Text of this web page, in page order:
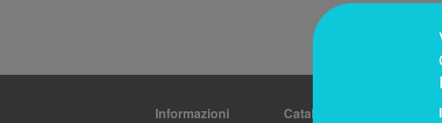
Informazioni Catalogo